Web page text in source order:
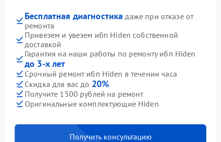
Бесплатная диагностика даже при отказе от
ремонта
Привезем и увезем ибп Hiden собственной
доставкой
Гарантия на наши работы по ремонту ибп Hiden
до 3-х лет
Срочный ремонт ибп Hiden в течении часа
Скидка для вас до 20%
Получите 1500 рублей на ремонт
Оригинальные комплектующие Hiden
Получить консультацию